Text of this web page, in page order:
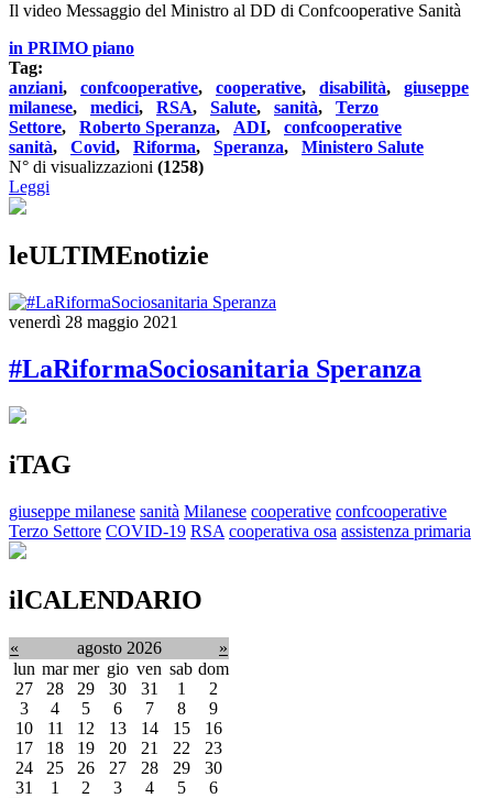
Il video Messaggio del Ministro al DD di Confcooperative Sanità
in PRIMO piano
Tag:
anziani, confcooperative, cooperative, disabilità, giuseppe
milanese, medici, RSA, Salute, sanità, Terzo
Settore, Roberto Speranza, ADI, confcooperative
sanità, Covid, Riforma, Speranza, Ministero Salute
N° di visualizzazioni (1258)
Leggi
leULTIMEnotizie
venerdì 28 maggio 2021
#LaRiformaSociosanitaria Speranza
iTAG
giuseppe milanese sanità Milanese cooperative confcooperative
Terzo Settore COVID-19 RSA cooperativa osa assistenza primaria
ilCALENDARIO
« agosto 2026
»
lun mar mer gio ven sab dom
27
28 29 30 31 1
2
3
4 5 6 7 8
9
10
11 12 13 14 15
16
17
18 19 20 21 22
23
24
25 26 27 28 29
30
31
1 2 3 4 5 6